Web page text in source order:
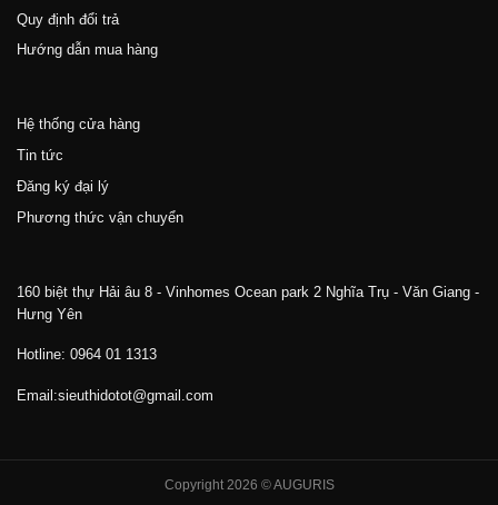
Quy định đổi trả
Hướng dẫn mua hàng
Hệ thống cửa hàng
Tin tức
Đăng ký đại lý
Phương thức vận chuyển
160 biệt thự Hải âu 8 - Vinhomes Ocean park 2 Nghĩa Trụ - Văn Giang -
Hưng Yên
Hotline: 0964 01 1313
Email:sieuthidotot@gmail.com
Copyright 2026 © AUGURIS